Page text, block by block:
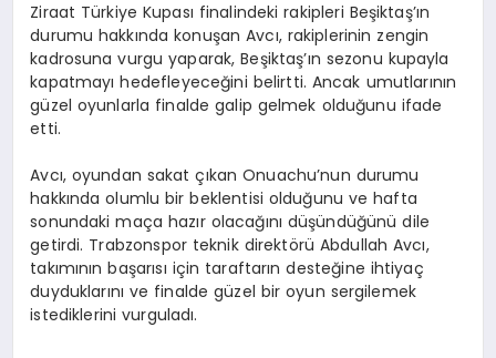
Ziraat Türkiye Kupası finalindeki rakipleri Beşiktaş’ın
durumu hakkında konuşan Avcı, rakiplerinin zengin
kadrosuna vurgu yaparak, Beşiktaş’ın sezonu kupayla
kapatmayı hedefleyeceğini belirtti. Ancak umutlarının
güzel oyunlarla finalde galip gelmek olduğunu ifade
etti.
Avcı, oyundan sakat çıkan Onuachu’nun durumu
hakkında olumlu bir beklentisi olduğunu ve hafta
sonundaki maça hazır olacağını düşündüğünü dile
getirdi. Trabzonspor teknik direktörü Abdullah Avcı,
takımının başarısı için taraftarın desteğine ihtiyaç
duyduklarını ve finalde güzel bir oyun sergilemek
istediklerini vurguladı.